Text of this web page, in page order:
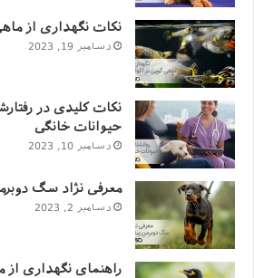
گربه نژاد مین کوون رکورددار
گینس است.
نکات نگهداری از
دسامبر 19, 2023
نکات کلیدی در
حیوانات خانگی
دسامبر 10, 2023
معرفی نژاد سگ
دسامبر 2, 2023
راهنمای نگهداری از